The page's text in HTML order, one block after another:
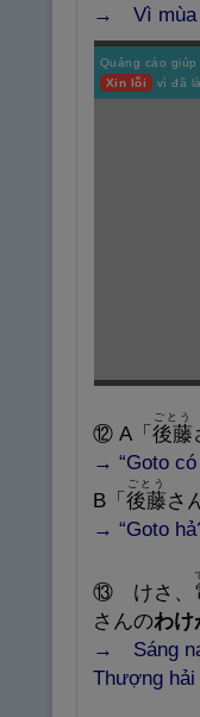
→ Vì
Quảng cáo giúp
Xin lỗi
vì đã
⑫A「 後藤
thực vật thân cây mọc từng
ごとう
→ “Goto
B「 後藤
bụi
ごとう
さ
→ “Goto
⑬ けさ、
さんのわけ
→ Sáng
Thượng hải